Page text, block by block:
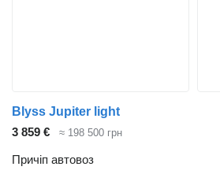
Blyss Jupiter light
3 859 €
≈ 198 500 грн
Причіп автовоз